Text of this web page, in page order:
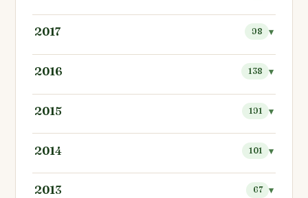
2017 98
2016 138
2015 191
2014 101
2013 67